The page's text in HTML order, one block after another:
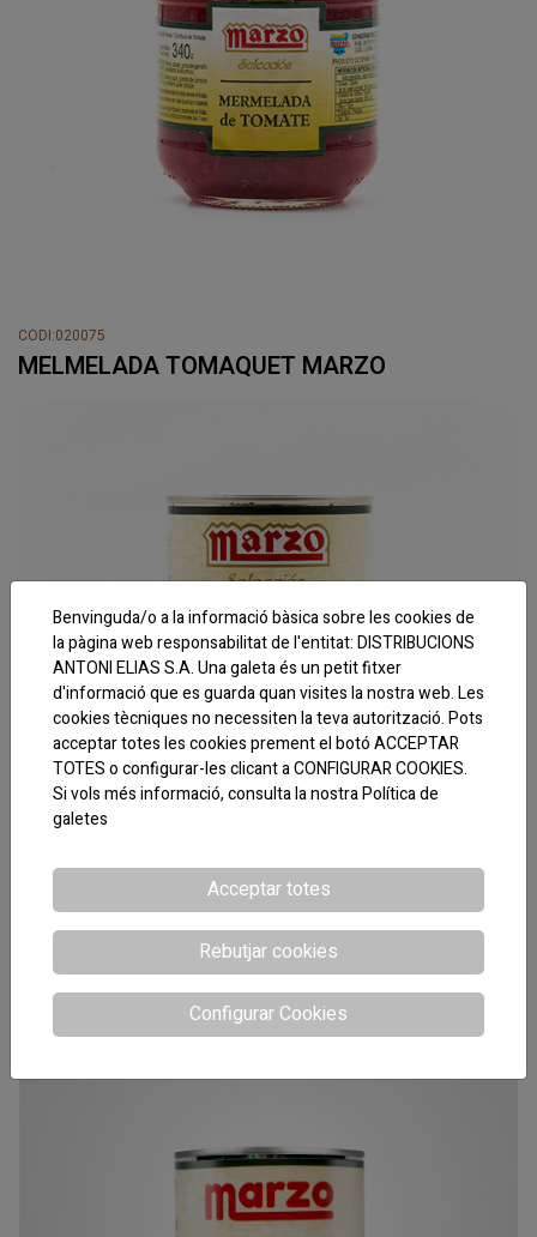
CODI:020075
MELMELADA TOMAQUET MARZO
CODI:020104
CARXOFES EXTRA LLAUNA 8-10 MARZO
Benvinguda/o a la informació bàsica sobre les cookies de
la pàgina web responsabilitat de l'entitat: DISTRIBUCIONS
ANTONI ELIAS S.A. Una galeta és un petit fitxer
d'informació que es guarda quan visites la nostra web. Les
cookies tècniques no necessiten la teva autorització. Pots
acceptar totes les cookies prement el botó ACCEPTAR
TOTES o configurar-les clicant a CONFIGURAR COOKIES.
Si vols més informació, consulta la nostraPolítica de
galetes
Acceptar totes
Rebutjar cookies
Configurar Cookies